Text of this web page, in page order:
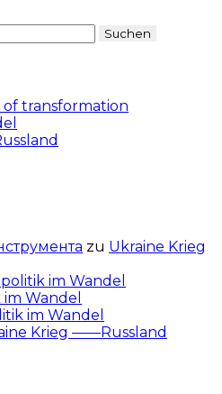
of transformation
zu Ukraine Krieg
im Wandel
Wandel
im Wandel
Krieg ——Russland